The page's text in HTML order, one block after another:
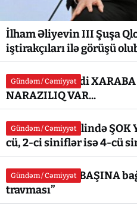
İlham Əliyevin III Şuşa
iştirakçıları ilə görüşü
Gündəm / Cəmiyyət
Lerikin bu kəndi XARABA
NARAZILIQ VAR...
Gündəm / Cəmiyyət
Naxçıvan təhsilində
cü, 2-ci siniflər isə 4-cü
Gündəm / Cəmiyyət
Özəl, yoxsa ÖZBAŞINA
travması”